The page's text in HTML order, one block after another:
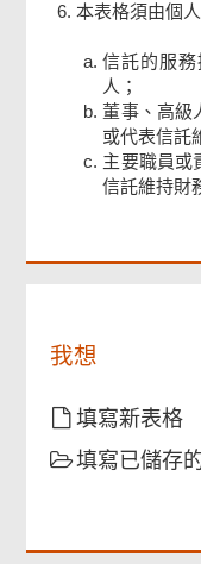
本表格須由個
信託的服
人；
董事、高級
或代表信託
主要職員或
信託維持財
我想
填寫新表格
填寫已儲存